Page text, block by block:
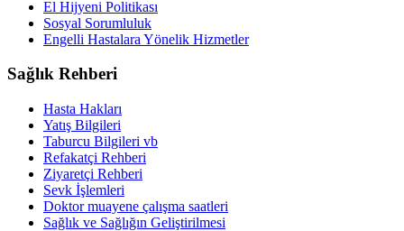
El Hijyeni Politikası
Sosyal Sorumluluk
Engelli Hastalara Yönelik Hizmetler
Sağlık Rehberi
Hasta Hakları
Yatış Bilgileri
Taburcu Bilgileri vb
Refakatçi Rehberi
Ziyaretçi Rehberi
Sevk İşlemleri
Doktor muayene çalışma saatleri
Sağlık ve Sağlığın Geliştirilmesi